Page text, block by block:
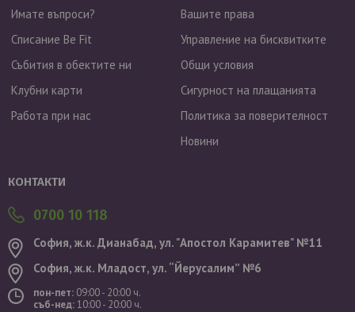
Имате въпроси?
Списание Be Fit
Събития в обектите ни
Клубни карти
Работа при нас
Вашите права
Управление на бисквитките
Общи условия
Сигурност на плащанията
Политика за поверителност
Новини
КОНТАКТИ
0700 10 118
София, ж.к. Дианабад, ул. "Aпостол Карамитев" №11
София, ж.к. Младост, ул. “Йерусалим” №6
пон-пет: 09:00 - 20:00 ч.
съб-нед:10:00 - 20:00 ч.